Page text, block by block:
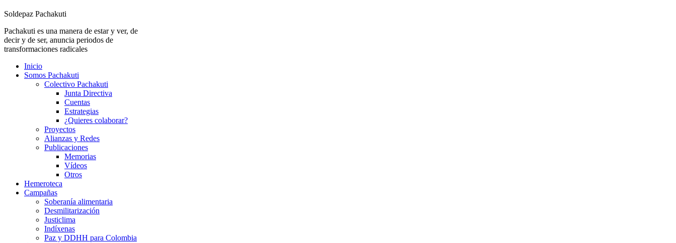
Soldepaz Pachakuti
Pachakuti es una manera de estar y ver, de
decir y de ser, anuncia periodos de
transformaciones radicales
Inicio
Somos Pachakuti
Colectivo Pachakuti
Junta Directiva
Cuentas
Estrategias
¿Quieres colaborar?
Proyectos
Alianzas y Redes
Publicaciones
Memorias
Vídeos
Otros
Hemeroteca
Campañas
Soberanía alimentaria
Desmilitarización
Justiclima
Indíxenas
Paz y DDHH para Colombia